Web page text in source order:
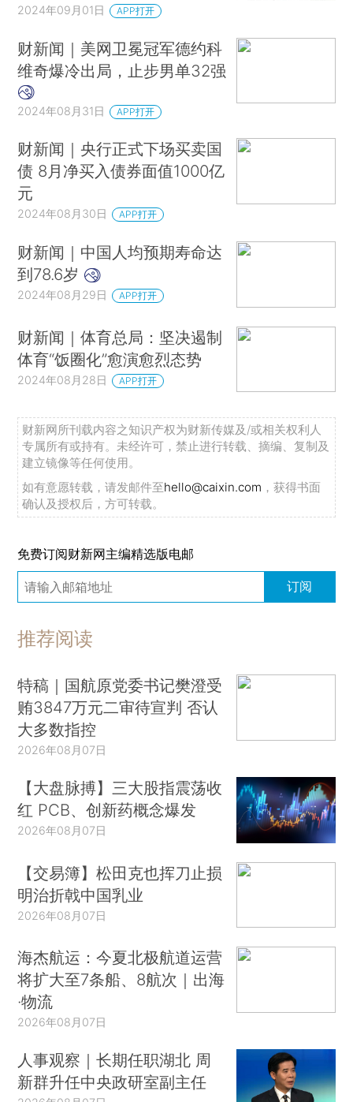
2024年09月01日 APP打开
财新闻｜美网卫冕冠军德约科
维奇爆冷出局，止步男单32强
2024年08月31日 APP打开
财新闻｜央行正式下场买卖国
债 8月净买入债券面值1000亿
元
2024年08月30日 APP打开
财新闻｜中国人均预期寿命达
到78.6岁
2024年08月29日 APP打开
财新闻｜体育总局：坚决遏制
体育“饭圈化”愈演愈烈态势
2024年08月28日 APP打开
财新网所刊载内容之知识产权为财新传媒及/或相关权利人
专属所有或持有。未经许可，禁止进行转载、摘编、复制及
建立镜像等任何使用。
如有意愿转载，请发邮件至hello@caixin.com ，获得书面
确认及授权后，方可转载。
免费订阅财新网主编精选版电邮
订阅
推荐阅读
特稿｜国航原党委书记樊澄受
贿3847万元二审待宣判 否认
大多数指控
2026年08月07日
【大盘脉搏】三大股指震荡收
红 PCB、创新药概念爆发
2026年08月07日
【交易簿】松田克也挥刀止损
明治折戟中国乳业
2026年08月07日
海杰航运：今夏北极航道运营
将扩大至7条船、8航次｜出海
·物流
2026年08月07日
人事观察｜长期任职湖北 周
新群升任中央政研室副主任